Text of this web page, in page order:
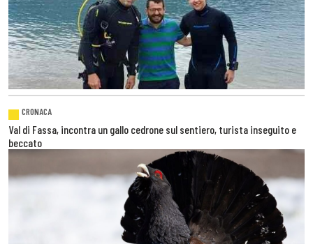
CRONACA
Val di Fassa, incontra un gallo cedrone sul sentiero, turista inseguito e
beccato